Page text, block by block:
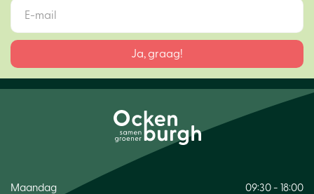
Maandag
09:30 - 18:00